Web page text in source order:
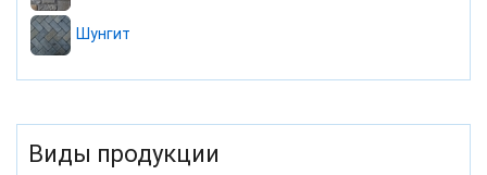
Шунгит
Виды продукции